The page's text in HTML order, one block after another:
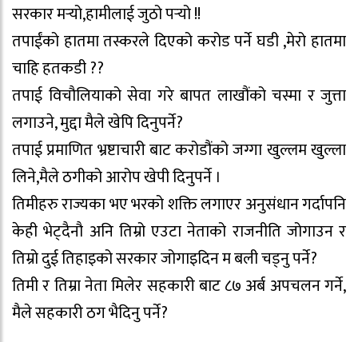
सरकार मर्‍यो,हामीलाई जुठो पर्‍यो !!
तपाईंको हातमा तस्करले दिएको करोड पर्ने घडी ,मेरो हातमा
चाहि हतकडी ??
तपाई विचौलियाको सेवा गरे बापत लाखौंको चस्मा र जुत्ता
लगाउने, मुद्दा मैले खेपि दिनुपर्ने?
तपाई प्रमाणित भ्रष्टाचारी बाट करोडौंको जग्गा खुल्लम खुल्ला
लिने,मैले ठगीको आरोप खेपी दिनुपर्ने ।
तिमीहरु राज्यका भए भरको शक्ति लगाएर अनुसंधान गर्दापनि
केही भेट्दैनौ अनि तिम्रो एउटा नेताको राजनीति जोगाउन र
तिम्रो दुई तिहाइको सरकार जोगाइदिन म बली चड्नु पर्ने?
तिमी र तिम्रा नेता मिलेर सहकारी बाट ८७ अर्ब अपचलन गर्ने,
मैले सहकारी ठग भैदिनु पर्ने?